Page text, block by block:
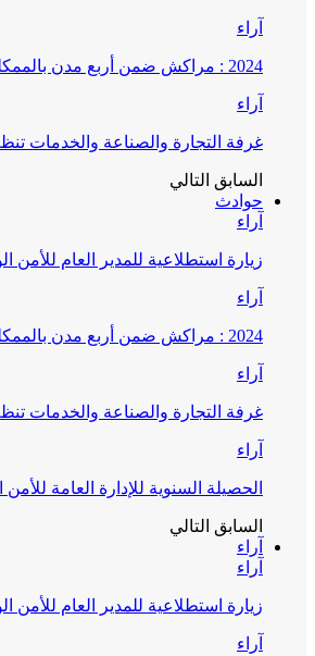
آراء
2024 : مراكش ضمن أربع مدن بالممكلة سجلت مامجموعه 656 قضية تتعلق بغسيل الأموال
آراء
غرفة التجارة والصناعة والخدمات
السابق التالي
حوادث
آراء
زيارة استطلاعية للمدير العام للأمن
آراء
2024 : مراكش ضمن أربع مدن بالممكلة سجلت مامجموعه 656 قضية تتعلق بغسيل الأموال
آراء
غرفة التجارة والصناعة والخدمات
آراء
الحصيلة السنوية للإدارة العامة للأمن
السابق التالي
آراء
آراء
زيارة استطلاعية للمدير العام للأمن
آراء